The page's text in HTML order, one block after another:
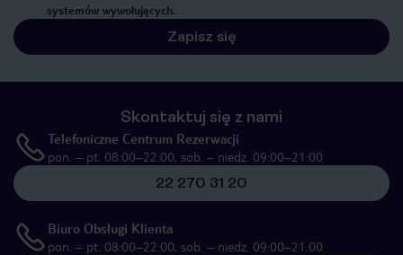
systemów wywołujących.
Zapisz się
Skontaktuj się z nami
Telefoniczne Centrum Rezerwacji
pon. – pt. 08:00–22:00, sob. – niedz. 09:00–21:00
22 270 31 20
Biuro Obsługi Klienta
pon. – pt. 08:00–22:00, sob. – niedz. 09:00–21:00